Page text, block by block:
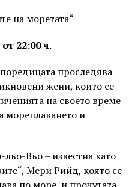
на моретата“
22:00 ч.
проследява
жени, които се
на своето време
мореплаването и
Вьо – известна като
Мери Рийд, която се
по море, и прочутата